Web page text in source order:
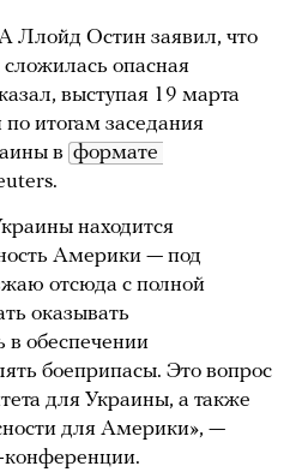
Остин заявил, что
опасная
выступая 19 марта
итогам заседания
в формате
находится
Америки — под
отсюда с полной
оказывать
обеспечении
боеприпасы. Это вопрос
для Украины, а также
для Америки», —
конференции.